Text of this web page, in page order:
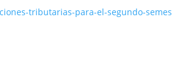
tributarias-para-el-segundo-